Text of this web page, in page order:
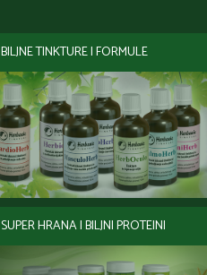
BILJNE TINKTURE I FORMULE
SUPER HRANA I BILJNI PROTEINI